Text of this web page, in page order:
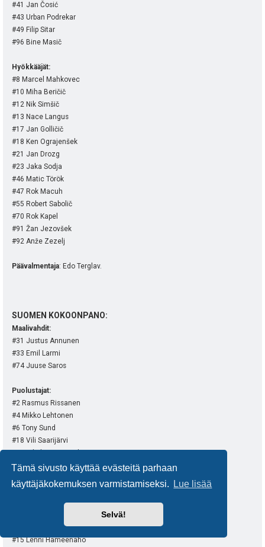
Tämä sivusto käyttää evästeitä parhaan
käyttäjäkokemuksen varmistamiseksi.
Lue lisää
Selvä!
#41 Jan Čosić
#43 Urban Podrekar
#49 Filip Sitar
#96 Bine Masič
Hyökkääjät:
#8 Marcel Mahkovec
#10 Miha Beričič
#12 Nik Simšič
#13 Nace Langus
#17 Jan Golličič
#18 Ken Ograjenšek
#21 Jan Drozg
#23 Jaka Sodja
#46 Matic Török
#47 Rok Macuh
#55 Robert Sabolič
#70 Rok Kapel
#91 Žan Jezovšek
#92 Anže Zezelj
Päävalmentaja: Edo Terglav.
SUOMEN KOKOONPANO:
Maalivahdit:
#31 Justus Annunen
#33 Emil Larmi
#74 Juuse Saros
Puolustajat:
#2 Rasmus Rissanen
#4 Mikko Lehtonen
#6 Tony Sund
#18 Vili Saarijärvi
#37 Atro Leppänen
#50 Mikael Seppälä
#13 Mikael Ruohomaa
#15 Lenni Hämeenaho